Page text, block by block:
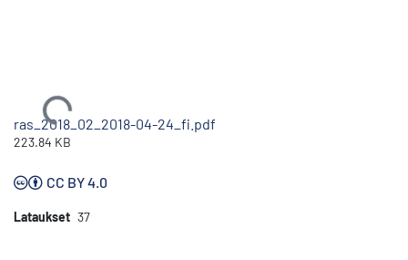
Ladataan...
ras_2018_02_2018-04-24_fi.pdf
223.84 KB
CC BY 4.0
Lataukset 37